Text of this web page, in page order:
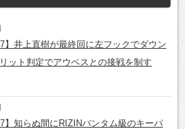
】井上直樹が最終回に左フックでダウン
ット判定でアウベスとの接戦を制す
】知らぬ間にRIZINバンタム級のキーパ